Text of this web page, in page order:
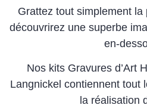
Grattez tout simplement
découvrirez une superbe
en-
Nos kits Gravures d’Art
Langnickel contiennent tout
la réalisation